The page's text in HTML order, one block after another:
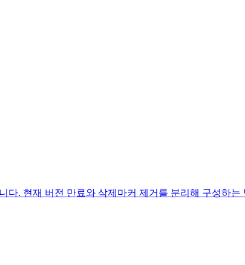
다. 현재 버전 만료와 삭제마커 제거를 분리해 구성하는